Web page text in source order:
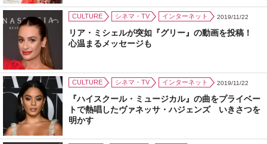
CULTURE シネマ・TV インターネット 2019/11/22
リア・ミシェルが突如『グリー』の動画を投稿！
心温まるメッセージも
CULTURE シネマ・TV インターネット 2019/11/22
『ハイスクール・ミュージカル』の曲をプライベー
トで熱唱したヴァネッサ・ハジェンズ いきさつを
明かす